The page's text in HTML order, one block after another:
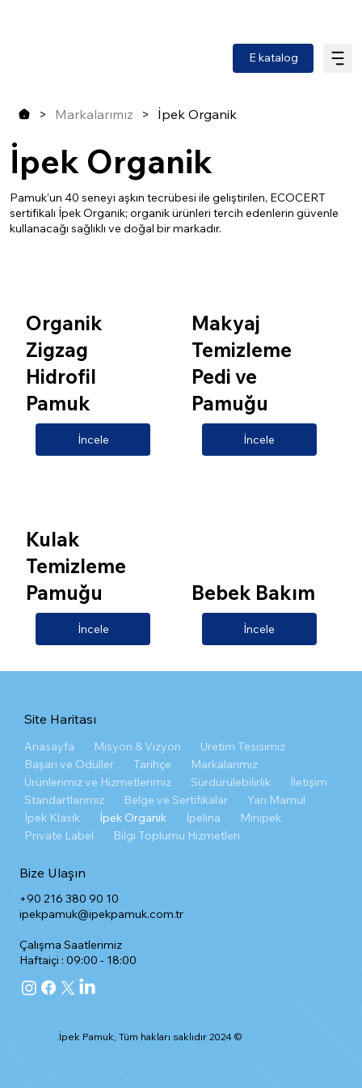
E katalog
Organik
Zigzag
Hidrofil
Pamuk
İncele
Makyaj
Temizleme
Pedi ve
Pamuğu
İncele
Kulak
Temizleme
Pamuğu
İncele
Bebek Bakım
İncele
> Markalarımız > İpek Organik
İpek Organik
Pamuk’un 40 seneyi aşkın tecrübesi ile geliştirilen, ECOCERT
sertifikalı İpek Organik; organik ürünleri tercih edenlerin güvenle
kullanacağı sağlıklı ve doğal bir markadır.
© 2024 İpek Pamuk, Tüm hakları saklıdır.
Bize Ulaşın
+90 216 380 90 10
ipekpamuk@ipekpamuk.com.tr
Çalışma Saatlerimiz
Haftaiçi : 09:00 - 18:00
Site Haritası
Anasayfa Misyon & Vizyon
Üretim Tesisimiz
Başarı ve Ödüller
Tarihçe
Markalarımız
Ürünlerimiz ve Hizmetlerimiz
Sürdürülebilirlik
İletişim
Standartlarımız
Belge ve Sertifikalar
Yarı Mamul
İpek Klasik
İpek Organik İpelina
Minipek
Private Label
Bilgi Toplumu Hizmetleri